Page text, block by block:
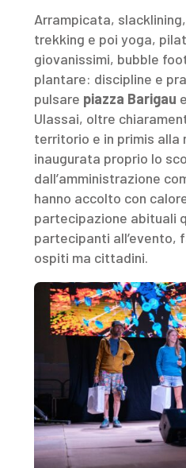
Arrampicata,
trekking e poi yoga,
giovanissimi, bubble
plantare: discipline e
pulsare piazza Barigau
Ulassai, oltre
territorio e in primis alla
inaugurata proprio lo
dall’amministrazione
hanno accolto con
partecipazione abituali
partecipanti all’evento,
ospiti ma cittadini.